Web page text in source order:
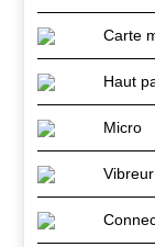
Carte
Haut
Micro
Vibreur